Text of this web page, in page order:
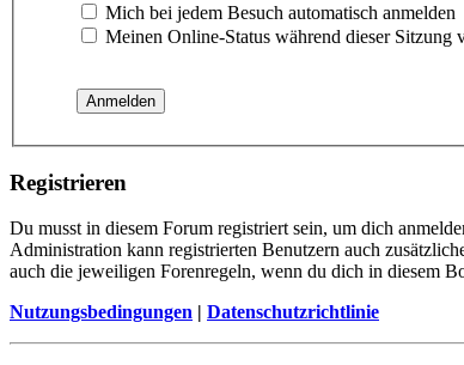
Mich bei jedem Besuch automatisch anmelden
Meinen Online-Status während dieser Sitzung
Registrieren
Du musst in diesem Forum registriert sein, um dich
Administration kann registrierten Benutzern auch
auch die jeweiligen Forenregeln, wenn du dich in diesem
Nutzungsbedingungen | Datenschutzrichtlinie